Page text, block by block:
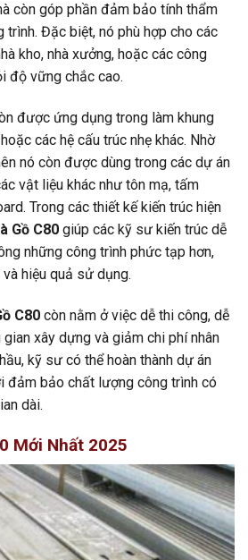
còn góp phần đảm bảo tính thẩm
trình. Đặc biệt, nó phù hợp cho các
kho, nhà xưởng, hoặc các công
độ vững chắc cao.
được ứng dụng trong làm khung
các hệ cấu trúc nhẹ khác. Nhờ
nó còn được dùng trong các dự án
vật liệu khác như tôn mạ, tấm
Trong các thiết kế kiến trúc hiện
Gồ C80 giúp các kỹ sư kiến trúc dễ
những công trình phức tạp hơn,
hiệu quả sử dụng.
C80 còn nằm ở việc dễ thi công, dễ
xây dựng và giảm chi phí nhân
kỹ sư có thể hoàn thành dự án
đảm bảo chất lượng công trình có
dài.
Mới Nhất 2025